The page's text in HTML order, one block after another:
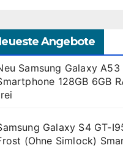
Angebote
Samsung Galaxy A53
128GB 6GB
Galaxy S4 GT-
(Ohne Simlock)